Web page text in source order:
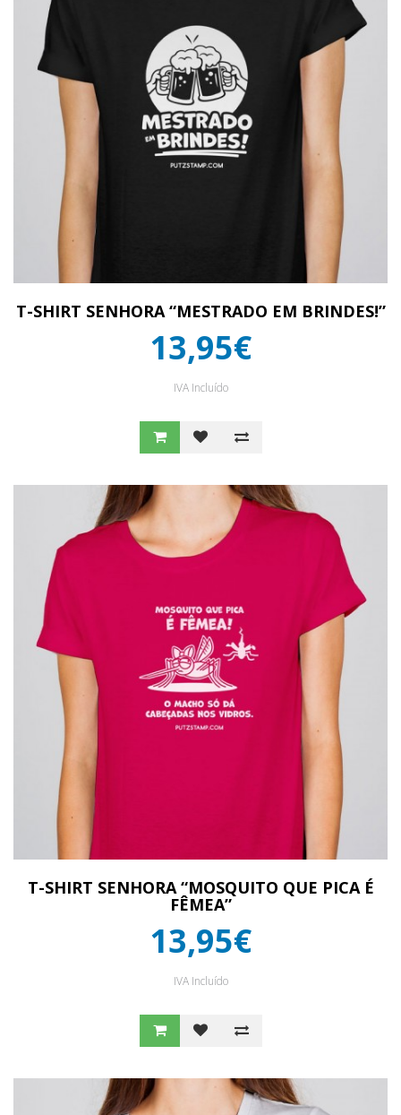
T-SHIRT SENHORA “MESTRADO EM BRINDES!”
13,95€
IVA Incluído
T-SHIRT SENHORA “MOSQUITO QUE PICA É
FÊMEA”
13,95€
IVA Incluído